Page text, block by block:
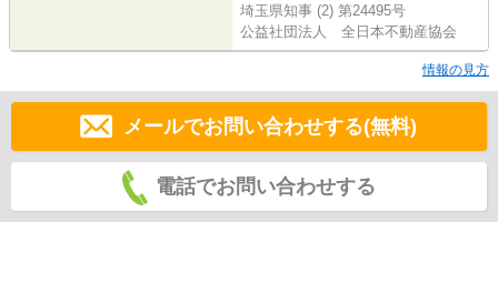
埼玉県知事 (2) 第24495号
公益社団法人 全日本不動産協会
情報の見方
メールでお問い合わせする(無料)
電話でお問い合わせする